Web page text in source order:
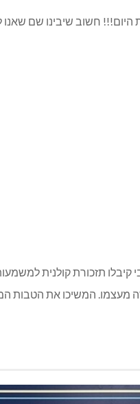
גבי נעמן ותא”ל שלומי